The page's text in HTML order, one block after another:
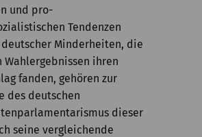
und pro-
Tendenzen
Minderheiten, die
ihren
fanden, gehören zur
des deutschen
dieser
seine vergleichende